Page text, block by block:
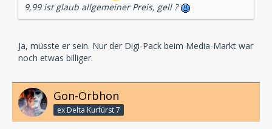
9,99 ist glaub allgemeiner Preis, gell ?
Ja, müsste er sein. Nur der Digi-Pack beim Media-Markt war
noch etwas billiger.
Gon-Orbhon
ex Delta Kurfürst 7